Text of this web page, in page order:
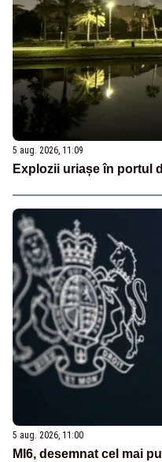
5 aug. 2026, 11:09
Explozii uriașe în portul
5 aug. 2026, 11:00
MI6, desemnat cel mai